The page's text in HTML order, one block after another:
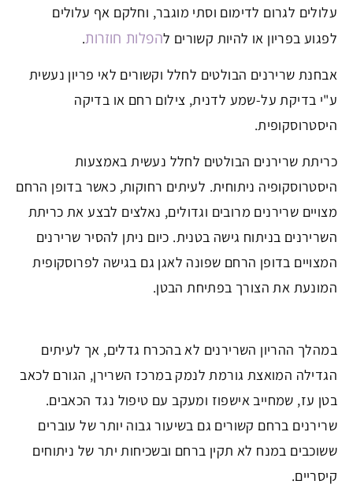
עלולים לגרום לדימום וסתי מוגבר, וחלקם אף עלולים
לפגוע בפריון או להיות קשורים להפלות חוזרות.
אבחנת שרירנים הבולטים לחלל וקשורים לאי פריון נעשית
ע"י בדיקת על-שמע לדנית, צילום רחם או בדיקה
היסטרוסקופית.
כריתת שרירנים הבולטים לחלל נעשית באמצעות
היסטרוסקופיה ניתוחית. לעיתים רחוקות, כאשר בדופן הרחם
מצויים שרירנים מרובים וגדולים, נאלצים לבצע את כריתת
השרירנים בניתוח גישה בטנית. כיום ניתן להסיר שרירנים
המצויים בדופן הרחם שפונה לאגן גם בגישה לפרוסקופית
המונעת את הצורך בפתיחת הבטן.
במהלך ההריון השרירנים לא בהכרח גדלים, אך לעיתים
הגדילה המואצת גורמת לנמק במרכז השרירן, הגורם לכאב
בטן עז, שמחייב אישפוז ומעקב עם טיפול נגד הכאבים.
שרירנים ברחם קשורים גם בשיעור גבוה יותר של עוברים
ששוכבים במנח לא תקין ברחם ובשכיחות יתר של ניתוחים
קיסריים.